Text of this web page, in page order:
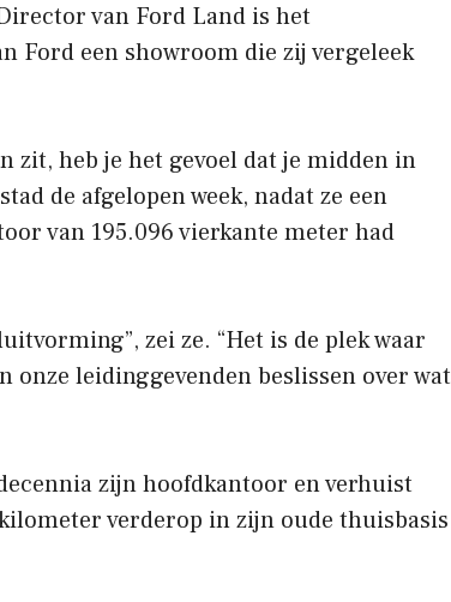
van Ford Land is het
Ford een showroom die zij vergeleek
zit, heb je het gevoel dat je midden in
de afgelopen week, nadat ze een
van 195.096 vierkante meter had
zei ze. “Het is de plek waar
onze leidinggevenden beslissen over wat
zijn hoofdkantoor en verhuist
verderop in zijn oude thuisbasis